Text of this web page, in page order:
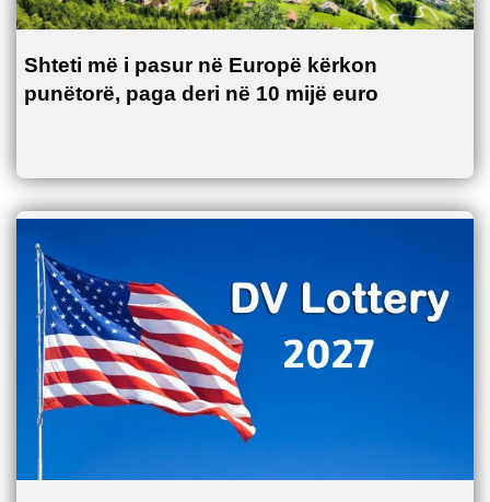
Shteti më i pasur në Europë kërkon
punëtorë, paga deri në 10 mijë euro